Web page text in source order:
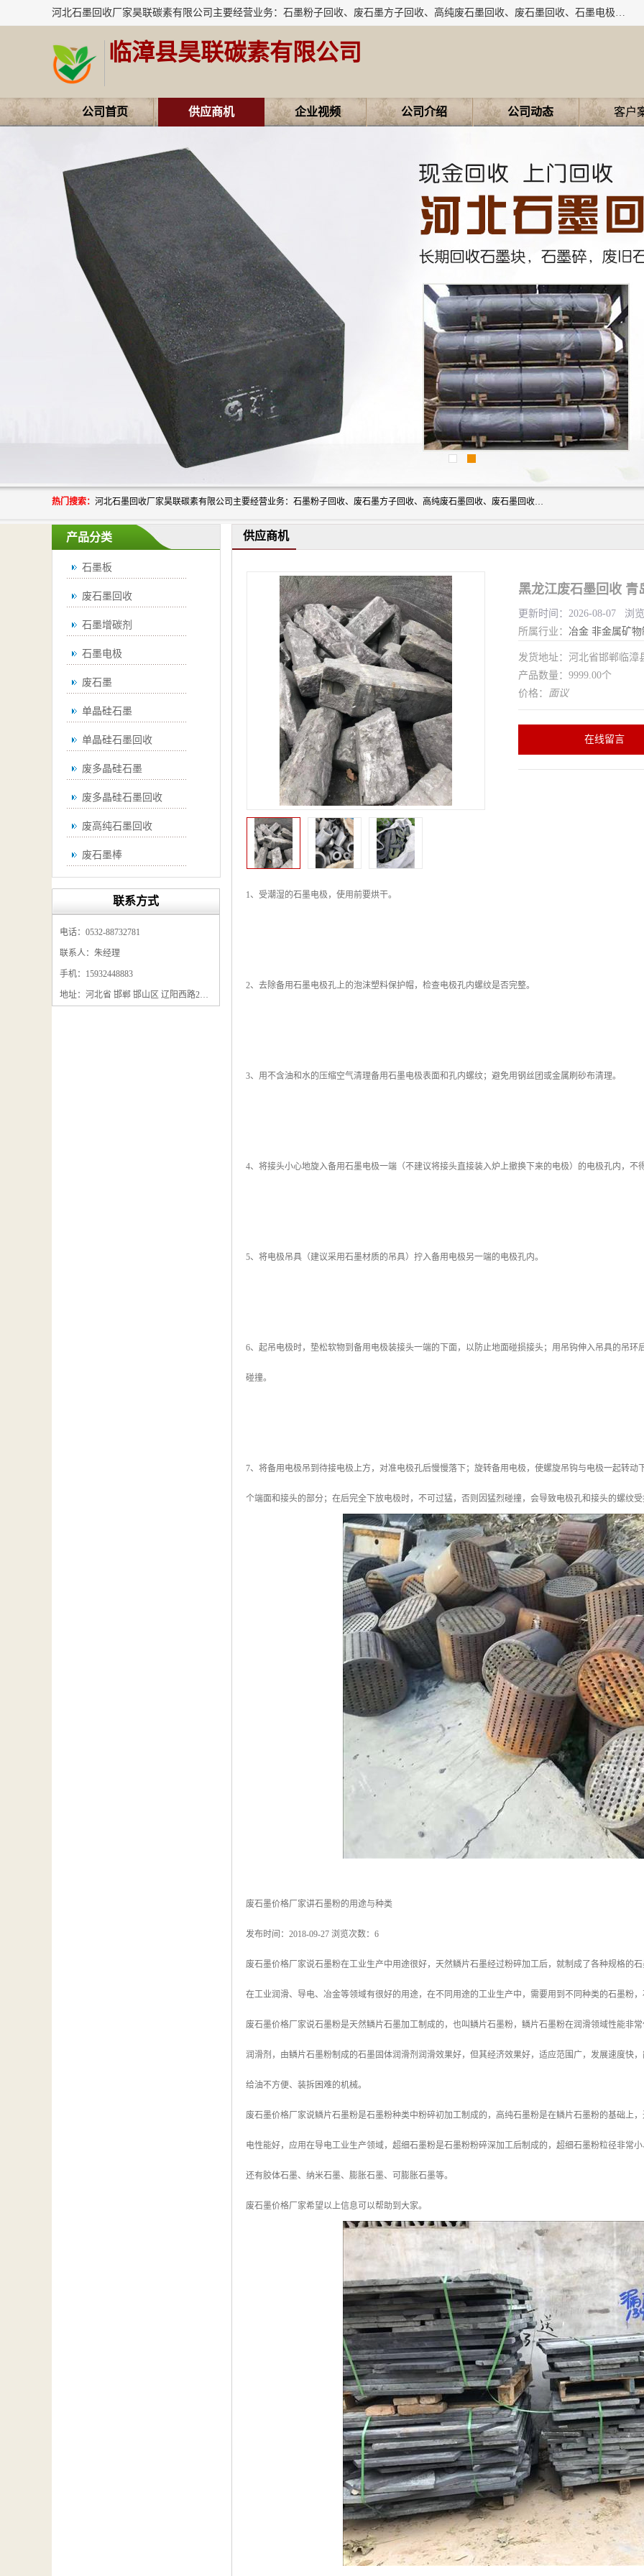
河北石墨回收厂家昊联碳素有限公司主要经营业务：石墨粉子回收、废石墨方子回收、高纯废石墨回收、废石墨回收、石墨电极回收、废石墨板回收、石墨增碳剂、单晶硅石墨、单晶硅石墨回收、废多晶硅石墨、废多晶硅石墨回收、废高纯石墨回收、废石墨、废石墨棒、废石墨棒回收、废石墨换热器回收、高纯石墨回收、石墨粉回收、石墨换热器回收、石墨纸回收、回收石墨板、回收石墨电极、石墨板回收、石墨回收。
临漳县昊联碳素有限公司
公司首页 供应商机 企业视频 公司介绍 公司动态 客户
热门搜索： 河北石墨回收厂家昊联碳素有限公司主要经营业务：石墨粉子回收、废石墨方子回收、高纯废石墨回收、废石墨回收、石墨电极回收、废石墨板回收、石墨增碳剂、单晶硅石墨、单晶硅石墨回收、废多晶硅石墨、废多晶硅石墨回收、废高纯石墨回收、废石墨、废石墨棒、废石墨棒回收、废石墨换热器回收、高纯石墨回收、石墨粉回收、石墨换热器回收、石墨纸回收、回收石墨板、回收石墨电极、石墨板回收、石墨回收。
产品分类
石墨板
废石墨回收
石墨增碳剂
石墨电极
废石墨
单晶硅石墨
单晶硅石墨回收
废多晶硅石墨
废多晶硅石墨回收
废高纯石墨回收
废石墨棒
废石墨换热器回收
石墨粉回收
石墨换热器回收
联系方式
电话：0532-88732781
联系人：朱经理
手机：15932448883
地址：河北省 邯郸 邯山区 辽阳西路295号
供应商机
黑龙江废石墨回收 青
更新时间：2026-08-07 浏
所属行业： 冶金 非金属矿物
发货地址：河北省邯郸临
产品数量：9999.00个
价格： 面议
在线留言
1、受潮湿的石墨电极，使用前要烘干。
2、去除备用石墨电极孔上的泡沫塑料保护帽，检查电极孔内螺纹是否完整。
3、用不含油和水的压缩空气清理备用石墨电极表面和孔内螺纹；避免用钢丝团或金属刷砂布清理。
4、将接头小心地旋入备用石墨电极一端（不建议将接头直接装入炉上撤换下来的电极）的电极孔内，不
5、将电极吊具（建议采用石墨材质的吊具）拧入备用电极另一端的电极孔内。
6、起吊电极时，垫松软物到备用电极装接头一端的下面，以防止地面碰损接头；用吊钩伸入吊具的吊
碰撞。
7、将备用电极吊到待接电极上方，对准电极孔后慢慢落下；旋转备用电极，使螺旋吊钩与电极一起转
个端面和接头的部分；在后完全下放电极时，不可过猛，否则因猛烈碰撞，会导致电极孔和接头的螺纹
废石墨价格厂家讲石墨粉的用途与种类
发布时间：2018-09-27 浏览次数：6
废石墨价格厂家说石墨粉在工业生产中用途很好，天然鳞片石墨经过粉碎加工后，就制成了各种规格的
在工业润滑、导电、冶金等领域有很好的用途，在不同用途的工业生产中，需要用到不同种类的石墨粉
废石墨价格厂家说石墨粉是天然鳞片石墨加工制成的，也叫鳞片石墨粉，鳞片石墨粉在润滑领域性能非
润滑剂，由鳞片石墨粉制成的石墨固体润滑剂润滑效果好，但其经济效果好，适应范围广，发展速度快
给油不方便、装拆困难的机械。
废石墨价格厂家说鳞片石墨粉是石墨粉种类中粉碎初加工制成的，高纯石墨粉是在鳞片石墨粉的基础上
电性能好，应用在导电工业生产领域，超细石墨粉是石墨粉粉碎深加工后制成的，超细石墨粉粒径非常
还有胶体石墨、纳米石墨、膨胀石墨、可膨胀石墨等。
废石墨价格厂家希望以上信息可以帮助到大家。